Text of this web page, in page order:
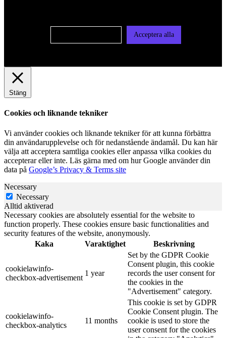
Acceptera alla
Stäng
Cookies och liknande tekniker
Vi använder cookies och liknande tekniker för att kunna förbättra
din användarupplevelse och för nedanstående ändamål. Du kan här
välja att acceptera samtliga cookies eller anpassa vilka cookies du
accepterar eller inte. Läs gärna med om hur Google använder din
data på Google’s Privacy & Terms site
Necessary
Necessary
Alltid aktiverad
Necessary cookies are absolutely essential for the website to
function properly. These cookies ensure basic functionalities and
security features of the website, anonymously.
Kaka
Varaktighet Beskrivning
cookielawinfo-
checkbox-advertisement
1 year
Set by the GDPR Cookie
Consent plugin, this cookie
records the user consent for
the cookies in the
"Advertisement" category.
cookielawinfo-
checkbox-analytics
11 months
This cookie is set by GDPR
Cookie Consent plugin. The
cookie is used to store the
user consent for the cookies